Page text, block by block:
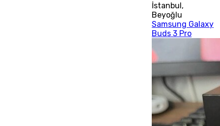
İstanbul,
Beyoğlu
Samsung Galaxy
Buds 3 Pro